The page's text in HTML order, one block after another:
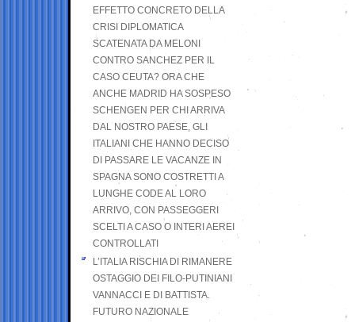
EFFETTO CONCRETO DELLA
CRISI DIPLOMATICA
SCATENATA DA MELONI
CONTRO SANCHEZ PER IL
CASO CEUTA? ORA CHE
ANCHE MADRID HA SOSPESO
SCHENGEN PER CHI ARRIVA
DAL NOSTRO PAESE, GLI
ITALIANI CHE HANNO DECISO
DI PASSARE LE VACANZE IN
SPAGNA SONO COSTRETTI A
LUNGHE CODE AL LORO
ARRIVO, CON PASSEGGERI
SCELTI A CASO O INTERI AEREI
CONTROLLATI
L’ITALIA RISCHIA DI RIMANERE
OSTAGGIO DEI FILO-PUTINIANI
VANNACCI E DI BATTISTA.
FUTURO NAZIONALE